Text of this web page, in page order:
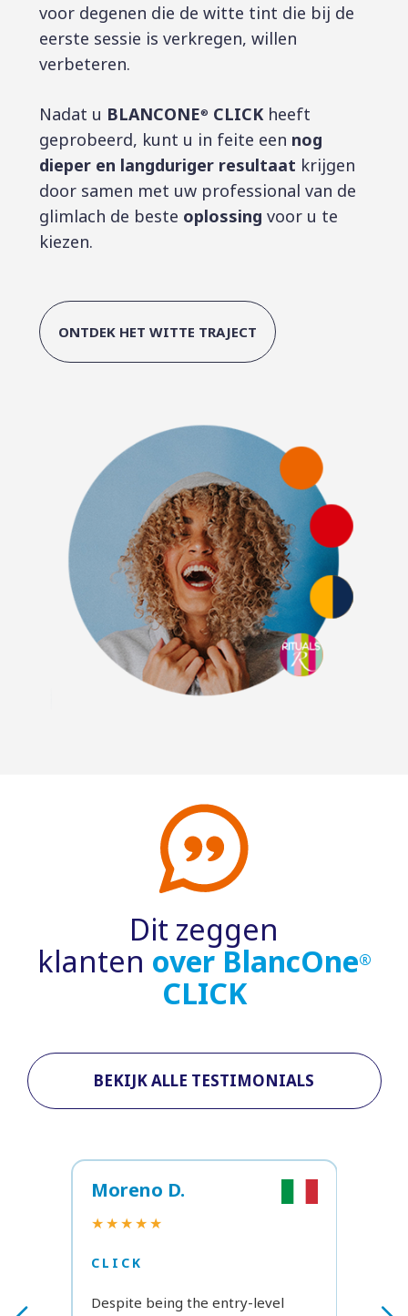
voor degenen die de witte tint die bij de
eerste sessie is verkregen, willen
verbeteren.
Nadat u BLANCONE® CLICKheeft
geprobeerd, kunt u in feite een nog
dieper en langduriger resultaat krijgen
door samen met uw professional van de
glimlach de beste oplossing voor u te
kiezen.
ONTDEK HET WITTE TRAJECT
Dit zeggen
klanten over BlancOne®
CLICK
BEKIJK ALLE TESTIMONIALS
Moreno D.
★★★★★
CLICK
Despite being the entry-level